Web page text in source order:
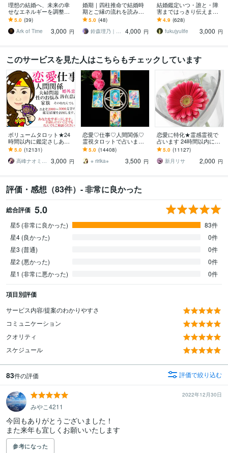
理想の結婚へ、未来の幸
せなエネルギーを調整し
ます 〜 運命の結婚へ、潜
在意識から理想のパート
ナーシップの調整
5.0 (39)
Ark of Time
3,000 円
婚期｜四柱推命で結婚時
期とご縁の流れを読み解
きます 結婚に繋がるタイ
ミングが見える。これか
らの動き方が見えてくる
5.0 (48)
鈴森理乃｜霊感タロット×心理学
4,000 円
結婚鑑定いつ・誰と・障
害まではっきり伝えます
なぜ結婚できるのか？で
きないのか？理由を知っ
て進みたい方向へ
4.9 (628)
fukujyulife
3,000 円
このサービスを見た人はこちらもチェックしています
ボリュームタロット★24
時間以内に鑑定さしあげ
ます 3000文字以上の鑑定
★希望者のみ一部カード
開示サービスあり
5.0 (12131)
高峰ナオミ タロット占い師
3,000 円
恋愛♡仕事♡人間関係♡
霊視タロットで占います
霊視鑑定♡恋愛アドバイ
ザーとして相手の心理も
詳しく解説します
5.0 (14408)
※ ririka※
3,500 円
恋愛に特化★霊感霊視で
占います 24時間以内に返
信、スピリチュアル鑑定
5.0 (11127)
新月リサ
2,000 円
評価・感想（83件）- 非常に良かった
総合評価 5.0
星5 (非常に良かった)
83件
星4 (良かった)
0件
星3 (普通)
0件
星2 (悪かった)
0件
星1 (非常に悪かった)
0件
項目別評価
サービス内容/提案のわかりやすさ
コミュニケーション
クオリティ
スケジュール
83件の評価 評価で絞り込む
2022年12月30日
みやこ4211
今回もありがとうございました！
また来年も宜しくお願いいたします
参考になった